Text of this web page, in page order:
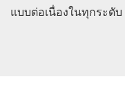
แบบต่อเนื่องในทุกระดับ